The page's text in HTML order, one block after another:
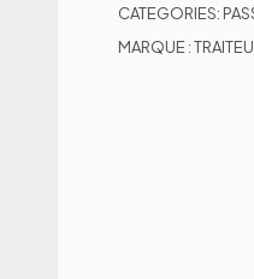
CATEGORIES:
MARQUE :